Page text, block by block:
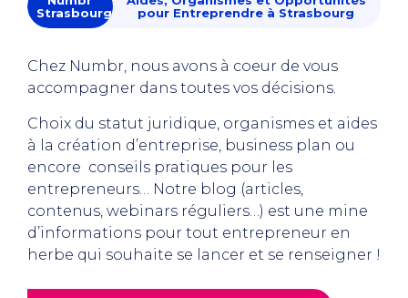
Strasbourg
pour Entreprendre à Strasbourg
Chez Numbr, nous avons à coeur de vous
accompagner dans toutes vos décisions.
Choix du statut juridique, organismes et aides
à la création d’entreprise, business plan ou
encore conseils pratiques pour les
entrepreneurs… Notre blog (articles,
contenus, webinars réguliers…) est une mine
d’informations pour tout entrepreneur en
herbe qui souhaite se lancer et se renseigner !